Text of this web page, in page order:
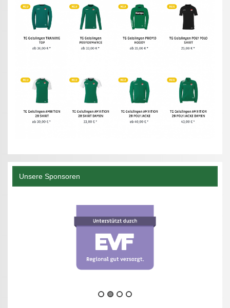
Unsere Sponsoren